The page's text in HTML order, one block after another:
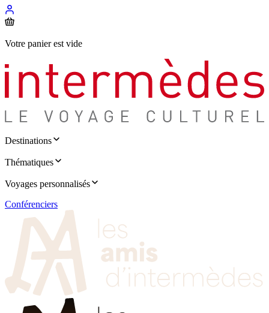
Votre panier est vide
Destinations
Thématiques
Voyages personnalisés
Conférenciers